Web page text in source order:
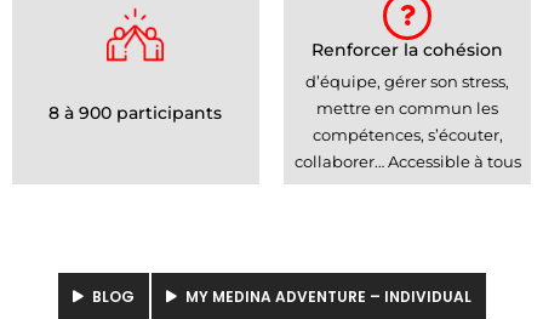
8 à 900 participants
Renforcer la cohésion
d’équipe, gérer son stress,
mettre en commun les
compétences, s’écouter,
collaborer… Accessible à tous
BLOG MY MEDINA ADVENTURE – INDIVIDUAL